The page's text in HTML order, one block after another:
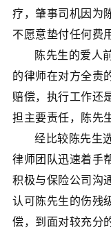
疗，肇事司机因为
不愿意垫付任何费
陈先生的爱人
的律师在对方全责
赔偿，执行工作还
担主要责任，陈先
经比较陈先生
律师团队迅速着手
积极与保险公司沟
认可陈先生的伤残
偿，到面对较充分